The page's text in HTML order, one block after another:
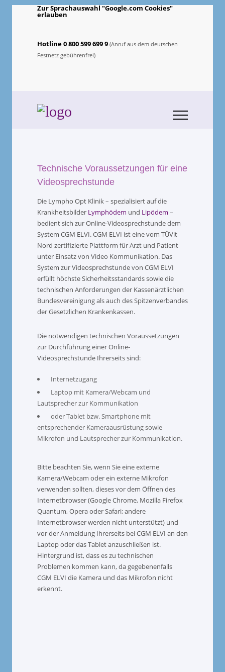
Zur Sprachauswahl "Google.com Cookies"
erlauben
Hotline 0 800 599 699 9 (Anruf aus dem deutschen
Festnetz gebührenfrei)
Technische Voraussetzungen für eine
Videosprechstunde
Die Lympho Opt Klinik – spezialisiert auf die
Krankheitsbilder Lymphödem und Lipödem –
bedient sich zur Online-Videosprechstunde dem
System CGM ELVI. CGM ELVI ist eine vom TÜVit
Nord zertifizierte Plattform für Arzt und Patient
unter Einsatz von Video Kommunikation. Das
System zur Videosprechstunde von CGM ELVI
erfüllt höchste Sicherheitsstandards sowie die
technischen Anforderungen der Kassenärztlichen
Bundesvereinigung als auch des Spitzenverbandes
der Gesetzlichen Krankenkassen.
Die notwendigen technischen Voraussetzungen
zur Durchführung einer Online-
Videosprechstunde Ihrerseits sind:
Internetzugang
Laptop mit Kamera/Webcam und
Lautsprecher zur Kommunikation
oder Tablet bzw. Smartphone mit
entsprechender Kameraausrüstung sowie
Mikrofon und Lautsprecher zur Kommunikation.
Bitte beachten Sie, wenn Sie eine externe
Kamera/Webcam oder ein externe Mikrofon
verwenden sollten, dieses vor dem Öffnen des
Internetbrowser (Google Chrome, Mozilla Firefox
Quantum, Opera oder Safari; andere
Internetbrowser werden nicht unterstützt) und
vor der Anmeldung Ihrerseits bei CGM ELVI an den
Laptop oder das Tablet anzuschließen ist.
Hintergrund ist, dass es zu technischen
Problemen kommen kann, da gegebenenfalls
CGM ELVI die Kamera und das Mikrofon nicht
erkennt.